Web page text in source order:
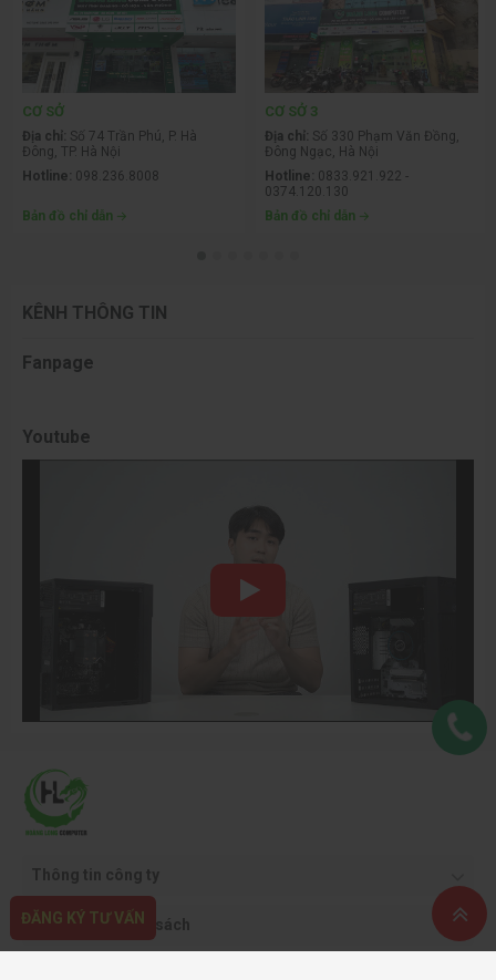
CƠ SỞ
Địa chỉ: Số 74 Trần Phú, P. Hà
Đông, TP. Hà Nội
Hotline: 098.236.8008
Bản đồ chỉ dẫn
CƠ SỞ 3
Địa chỉ: Số 330 Phạm Văn Đồng,
Đông Ngạc, Hà Nội
Hotline: 0833.921.922 -
0374.120.130
Bản đồ chỉ dẫn
KÊNH THÔNG TIN
Fanpage
Youtube
Thông tin công ty
Quy định & chính sách
ĐĂNG KÝ TƯ VẤN